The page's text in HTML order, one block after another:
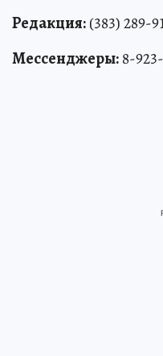
Редакция:(383) 289-
Мессенджеры:8-